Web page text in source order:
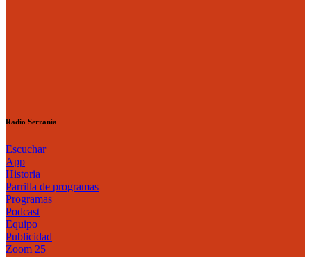
Radio Serranía
Escuchar
App
Historia
Parrilla de programas
Programas
Podcast
Equipo
Publicidad
Zoom 25